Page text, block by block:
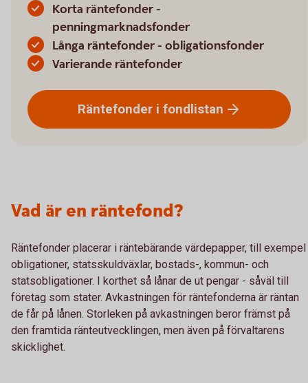
Korta räntefonder -
penningmarknadsfonder
Långa räntefonder - obligationsfonder
Varierande räntefonder
Räntefonder i fondlistan
Vad är en räntefond?
Räntefonder placerar i räntebärande värdepapper, till exempel
obligationer, statsskuldväxlar, bostads-, kommun- och
statsobligationer. I korthet så lånar de ut pengar - såväl till
företag som stater. Avkastningen för räntefonderna är räntan
de får på lånen. Storleken på avkastningen beror främst på
den framtida ränteutvecklingen, men även på förvaltarens
skicklighet.